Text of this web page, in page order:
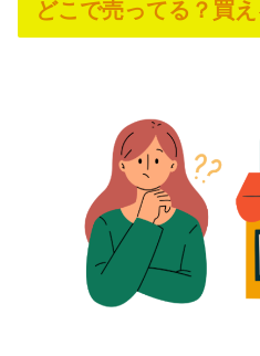
どこで売ってる？買